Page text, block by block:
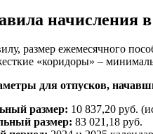
начисления в
размер ежемесячного
«коридоры» –
для отпусков,
размер: 10 837,20 руб.
размер: 83 021,18 руб.